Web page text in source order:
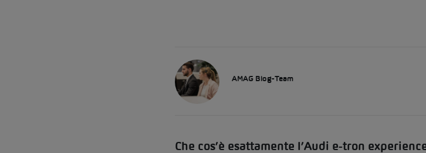
AMAG Blog-Team
Che cos’è esattamente l’Audi e-tron